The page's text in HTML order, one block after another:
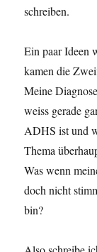
schreiben.
Ein paar Ideen
kamen die
Meine
weiss gerade
ADHS ist und
Thema
Was wenn
doch nicht
bin?